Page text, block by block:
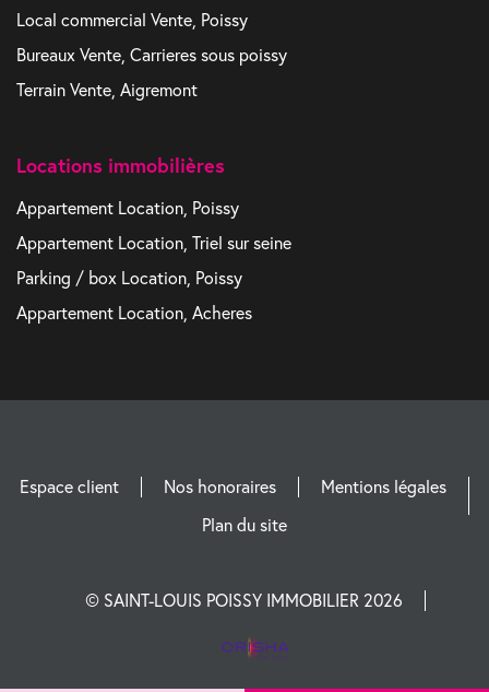
Local commercial Vente, Poissy
Bureaux Vente, Carrieres sous poissy
Terrain Vente, Aigremont
Locations immobilières
Appartement Location, Poissy
Appartement Location, Triel sur seine
Parking / box Location, Poissy
Appartement Location, Acheres
Espace client Nos honoraires
Mentions légales
Plan du site
© SAINT-LOUIS POISSY IMMOBILIER 2026